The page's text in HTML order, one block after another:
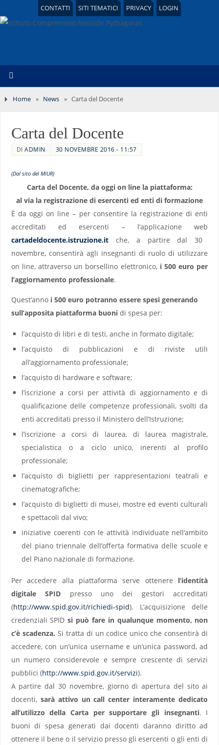
CONTATTI SITI TEMATICI PRIVACY LOGIN
Home » News » Carta del Docente
Carta del Docente
DIADMIN 30 NOVEMBRE 2016 - 11:57
(Dal sito del MIUR)
Carta del Docente, da oggi on line la piattaforma:
al via la registrazione di esercenti ed enti di formazione
È da oggi on line – per consentire la registrazione di enti
accreditati ed esercenti – l’applicazione web
cartadeldocente.istruzione.itche, a partire dal 30
novembre, consentirà agli insegnanti di ruolo di utilizzare
on line, attraverso un borsellino elettronico, i 500 euro per
l’aggiornamento professionale.
Quest’anno i 500 euro potranno essere spesi generando
sull’apposita piattaforma buonidi spesa per:
l’acquisto di libri e di testi, anche in formato digitale;
l’acquisto di pubblicazioni e di riviste utili
all’aggiornamento professionale;
l’acquisto di hardware e software;
l’iscrizione a corsi per attività di aggiornamento e di
qualificazione delle competenze professionali, svolti da
enti accreditati presso il Ministero dell’Istruzione;
l’iscrizione a corsi di laurea, di laurea magistrale,
specialistica o a ciclo unico, inerenti al profilo
professionale;
l’acquisto di biglietti per rappresentazioni teatrali e
cinematografiche;
l’acquisto di biglietti di musei, mostre ed eventi culturali
e spettacoli dal vivo;
iniziative coerenti con le attività individuate nell’ambito
del piano triennale dell’offerta formativa delle scuole e
del Piano nazionale di formazione.
Per accedere alla piattaforma serve ottenere l’identità
digitale SPID presso uno dei gestori accreditati
(http://www.spid.gov.it/richiedi-spid). L’acquisizione delle
credenziali SPIDsi può fare in qualunque momento, non
c’è scadenza. Si tratta di un codice unico che consentirà di
accedere, con un’unica username e un’unica password, ad
un numero considerevole e sempre crescente di servizi
pubblici (http://www.spid.gov.it/servizi).
A partire dal 30 novembre, giorno di apertura del sito ai
docenti, sarà attivo un call center interamente dedicato
all’utilizzo della Carta per supportare gli insegnanti. I
buoni di spesa generati dai docenti daranno diritto ad
ottenere il bene o il servizio presso gli esercenti o gli enti di